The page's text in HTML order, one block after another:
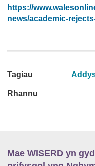
https://
news/academic-
Tagiau
Rhannu
Mae WISERD yn